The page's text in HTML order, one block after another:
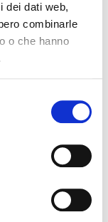
dei dati web,
combinarle
o che hanno